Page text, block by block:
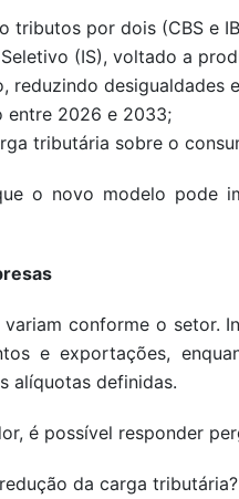
tributos por dois (CBS e
(IS), voltado a
reduzindo desigualdades
entre 2026 e 2033;
tributária sobre o
o novo modelo pode
conforme o setor.
e exportações,
alíquotas definidas.
é possível responder
da carga tributária?